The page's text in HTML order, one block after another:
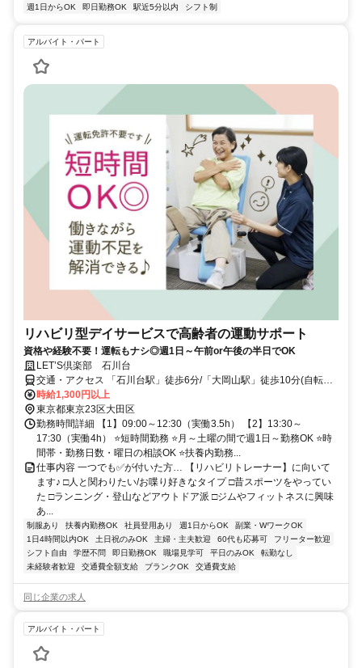
やすく、 幅広いエリアから無理なく通える好立地です◎
週1日からOK 即日勤務OK 駅近5分以内 シフト制
アルバイト・パート
リハビリ型デイサービスで高齢者の運動サポート
資格や経験不要！運転もナシ◎週1日～午前or午後の半日でOK
LET’S倶楽部 石川台
交通・アクセス 「石川台駅」徒歩6分/「大岡山駅」徒歩10分(自転車
通勤OK)
時給1,300円以上
東京都東京23区大田区
勤務時間詳細 【1】09:00～12:30（実働3.5h） 【2】13:30～
17:30（実働4h） ⭐短時間勤務 ⭐月～土曜の間で週1日～勤務OK ⭐時
間帯・勤務日数・曜日の相談OK ⭐扶養内勤務...
仕事内容 一つでも✅が付いた方… 【リハビリトレーナー】に向いて
ます♪ □人と関わりたい/お喋り好きなタイプ □昔スポーツをやってい
た □ランニング・登山などアウトドア派 □ジムやフィットネスに興味
あ...
制服あり 扶養内勤務OK 社員登用あり 週1日からOK
副業・WワークOK
1日4時間以内OK
土日祝のみOK 主婦・主夫歓迎 60代も応募可
フリーター歓迎
シフト自由
学歴不問 即日勤務OK 職場見学可 平日のみOK
転勤なし
未経験者歓迎
交通費全額支給 ブランクOK 交通費支給
同じ企業の求人
アルバイト・パート